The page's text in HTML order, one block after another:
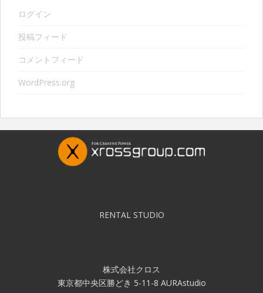
ログイン
投稿フィード
コメントフィード
WordPress.org
RENTAL STUDIO
株式会社クロス
東京都中央区勝どき 5-11-8 AURAstudio